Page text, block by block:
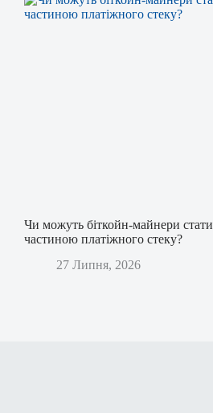
Чи можуть біткойн-майнери стати
частиною платіжного стеку?
27 Липня, 2026